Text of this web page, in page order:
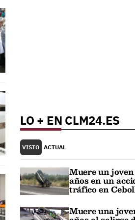
LO + EN CLM24.ES
VISTO ACTUAL
Muere un joven
años en un
tráfico en
Muere una